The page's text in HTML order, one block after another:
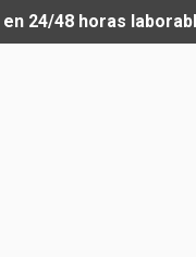
24/48 horas